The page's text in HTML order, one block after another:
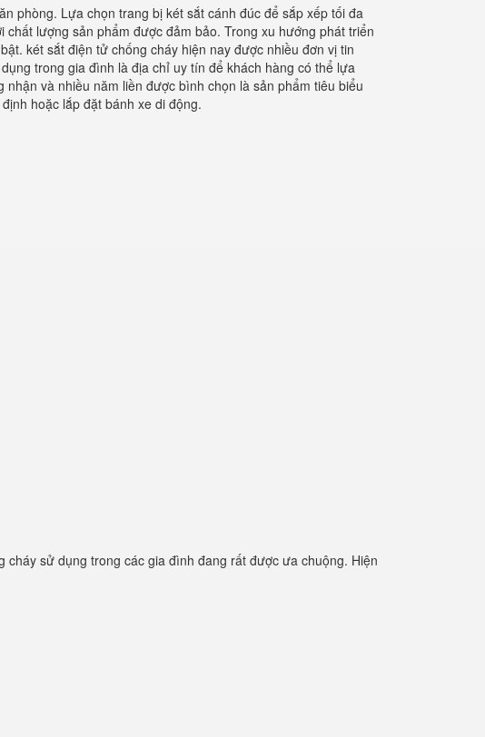
phòng. Lựa chọn trang bị két sắt cánh đúc để sắp xếp tối đa
lượng sản phẩm được đảm bảo. Trong xu hướng phát triển
két sắt điện tử chống cháy hiện nay được nhiều đơn vị tin
trong gia đình là địa chỉ uy tín để khách hàng có thể lựa
và nhiều năm liền được bình chọn là sản phẩm tiêu biểu
hoặc lắp đặt bánh xe di động.
sử dụng trong các gia đình đang rất được ưa chuộng. Hiện